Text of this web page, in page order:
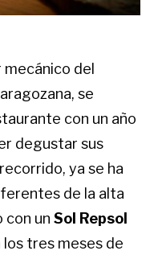
del
se
con un año
degustar sus
ya se ha
de la alta
con unSol Repsol
tres meses de